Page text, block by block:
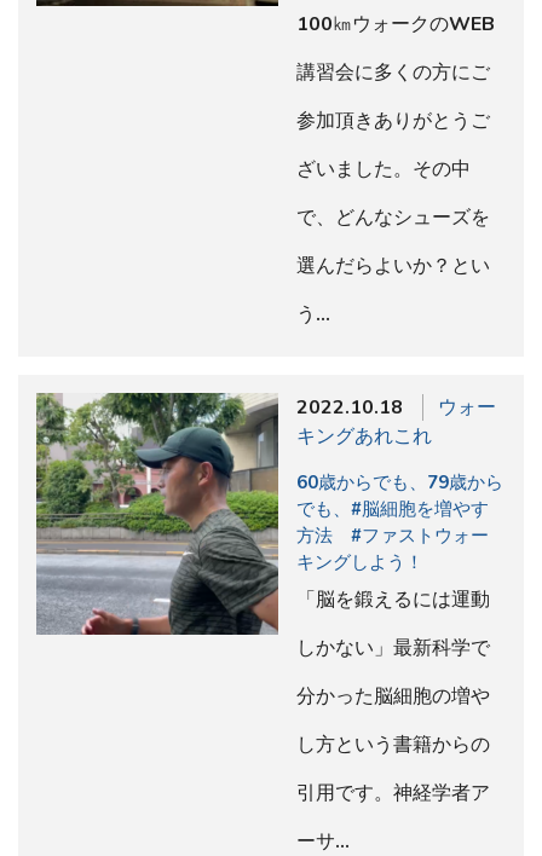
100㎞ウォークのWEB
講習会に多くの方にご
参加頂きありがとうご
ざいました。その中
で、どんなシューズを
選んだらよいか？とい
う…
2022.10.18
ウォー
キングあれこれ
60歳からでも、79歳から
でも、#脳細胞を増やす
方法 #ファストウォー
キングしよう！
「脳を鍛えるには運動
しかない」最新科学で
分かった脳細胞の増や
し方という書籍からの
引用です。神経学者ア
ーサ…